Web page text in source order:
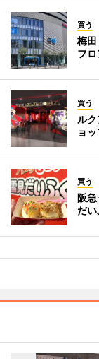
買う
梅
フ
買う
ル
ョ
買う
阪
だ